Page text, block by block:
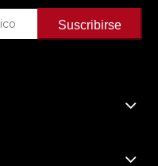
Suscribirse